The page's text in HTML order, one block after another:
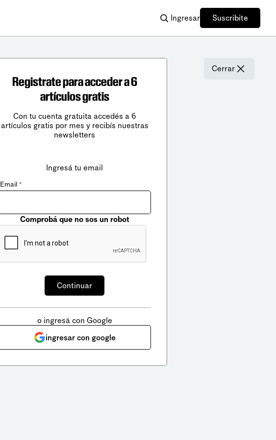
Ingresar Suscribite
Cerrar
Registrate para acceder a 6
artículos gratis
Con tu cuenta gratuita accedés a 6
artículos gratis por mes y recibís nuestras
newsletters
Ingresá tu email
Email *
Comprobá que no sos un robot
o ingresá con Google
ingresar con google